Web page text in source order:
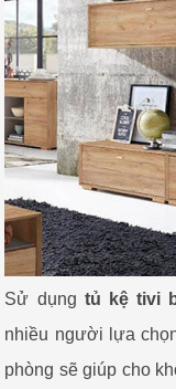
Sử dụng tủ kệ tivi
nhiều người lựa
phòng sẽ giúp cho